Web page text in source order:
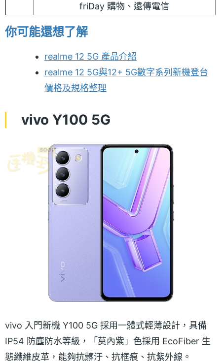
friDay 購物、遠傳電信
你可能還想了解
realme 12 5G 產品介紹
realme 12 5G與12+ 5G數字系列新機登台
價格及規格整理
vivo Y100 5G
vivo 入門新機 Y100 5G 採用一體式輕薄設計，具備
IP54 防塵防水等級，「莫內紫」色採用 EcoFiber 生
態纖維皮革，能夠抗髒汙、抗框痕、抗紫外線。